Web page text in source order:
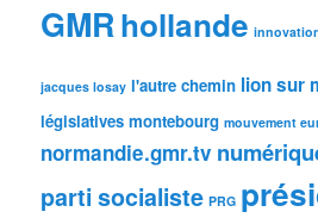
GMRhollande
jacques losay l'autre chemin lion sur
législatives montebourg mouvement
normandie.gmr.tv
parti socialiste PRG